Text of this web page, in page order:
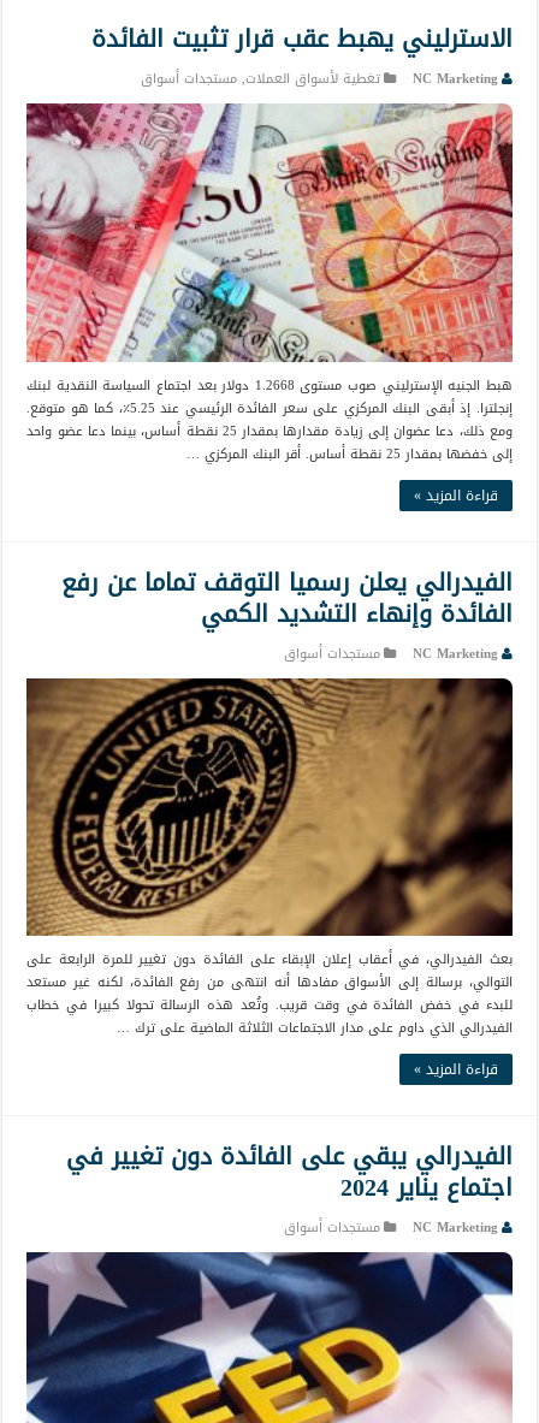
الاسترليني يهبط عقب قرار تثبيت الفائدة
NC Marketing تغطية لأسواق العملات,مستجدات أسواق
هبط الجنيه الإسترليني صوب مستوى 1.2668 دولار بعد اجتماع السياسة النقدية لبنك
إنجلترا. إذ أبقى البنك المركزي على سعر الفائدة الرئيسي عند 5.25٪، كما هو متوقع.
ومع ذلك، دعا عضوان إلى زيادة مقدارها بمقدار 25 نقطة أساس، بينما دعا عضو واحد
إلى خفضها بمقدار 25 نقطة أساس. أقر البنك المركزي …
قراءة المزيد »
الفيدرالي يعلن رسميا التوقف تماما عن رفع
الفائدة وإنهاء التشديد الكمي
NC Marketing مستجدات أسواق
بعث الفيدرالي، في أعقاب إعلان الإبقاء على الفائدة دون تغيير للمرة الرابعة على
التوالي، برسالة إلى الأسواق مفادها أنه انتهى من رفع الفائدة، لكنه غير مستعد
للبدء في خفض الفائدة في وقت قريب. وتُعد هذه الرسالة تحولا كبيرا في خطاب
الفيدرالي الذي داوم على مدار الاجتماعات الثلاثة الماضية على ترك …
قراءة المزيد »
الفيدرالي يبقي على الفائدة دون تغيير في
اجتماع يناير 2024
NC Marketing مستجدات أسواق